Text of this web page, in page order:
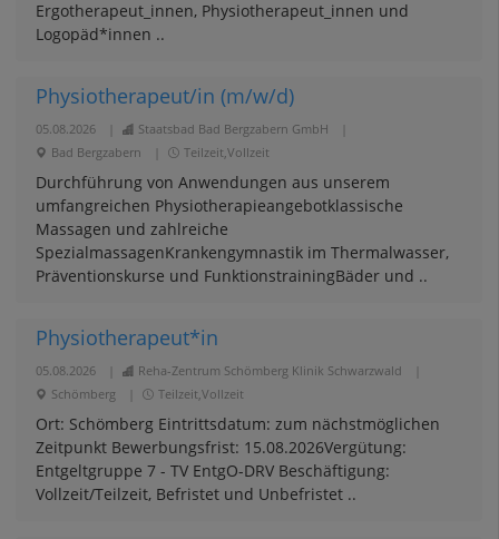
Ergotherapeut_innen, Physiotherapeut_innen und
Logopäd*innen ..
Physiotherapeut/in (m/w/d)
05.08.2026 Staatsbad Bad Bergzabern GmbH
Bad Bergzabern
Teilzeit,Vollzeit
Durchführung von Anwendungen aus unserem
umfangreichen Physiotherapieangebotklassische
Massagen und zahlreiche
SpezialmassagenKrankengymnastik im Thermalwasser,
Präventionskurse und FunktionstrainingBäder und ..
Physiotherapeut*in
05.08.2026 Reha-Zentrum Schömberg Klinik Schwarzwald
Schömberg
Teilzeit,Vollzeit
Ort: Schömberg Eintrittsdatum: zum nächstmöglichen
Zeitpunkt Bewerbungsfrist: 15.08.2026Vergütung:
Entgeltgruppe 7 - TV EntgO-DRV Beschäftigung:
Vollzeit/Teilzeit, Befristet und Unbefristet ..